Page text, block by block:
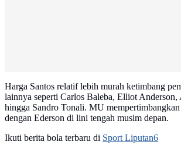
Harga Santos relatif lebih murah ketimbang
lainnya seperti Carlos Baleba, Elliot Anderson,
hingga Sandro Tonali. MU mempertimbangkan
dengan Ederson di lini tengah musim depan.
Ikuti berita bola terbaru di Sport Liputan6